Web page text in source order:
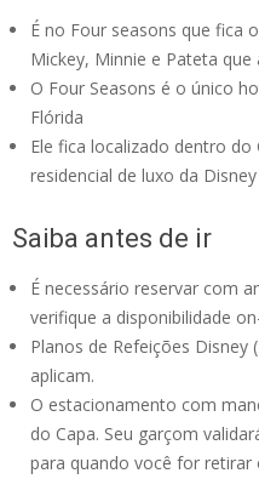
É no Four seasons que fica
Mickey, Minnie e Pateta
O Four Seasons é o único
Flórida
Ele fica localizado dentro
residencial de luxo da Disney
Saiba antes de ir
É necessário reservar com
verifique a disponibilidade
Planos de Refeições Disney (
aplicam.
O estacionamento com
do Capa. Seu garçom
para quando você for retirar